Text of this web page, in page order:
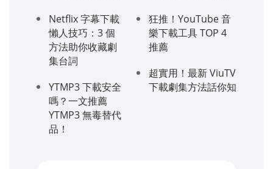
Netflix 字幕下載
懶人技巧：3 個
方法助你收藏劇
集台詞
YTMP3 下載安全
嗎？一文推薦
YTMP3 無毒替代
品！
狂推！YouTube 音
樂下載工具 TOP 4
推薦
超實用！最新 ViuTV
下載劇集方法話你知